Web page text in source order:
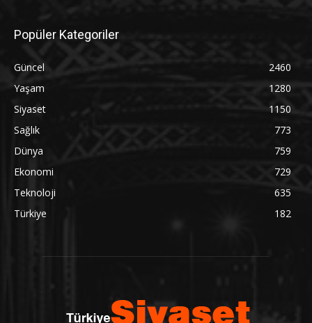
Popüler Kategoriler
Güncel
2460
Yaşam
1280
Siyaset
1150
Sağlık
773
Dünya
759
Ekonomi
729
Teknoloji
635
Türkiye
182